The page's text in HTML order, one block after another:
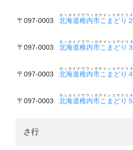
〒097-0003 北海道稚内市こまどり２
ホッカイドウワッカナイシコマドリ２
〒097-0003 北海道稚内市こまどり３
ホッカイドウワッカナイシコマドリ３
〒097-0003 北海道稚内市こまどり４
ホッカイドウワッカナイシコマドリ４
〒097-0003 北海道稚内市こまどり５
ホッカイドウワッカナイシコマドリ５
さ行